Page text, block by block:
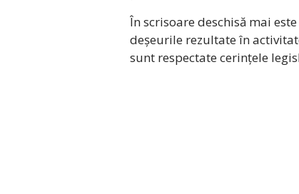
În scrisoare deschisă mai
deșeurile rezultate în
sunt respectate cerințele